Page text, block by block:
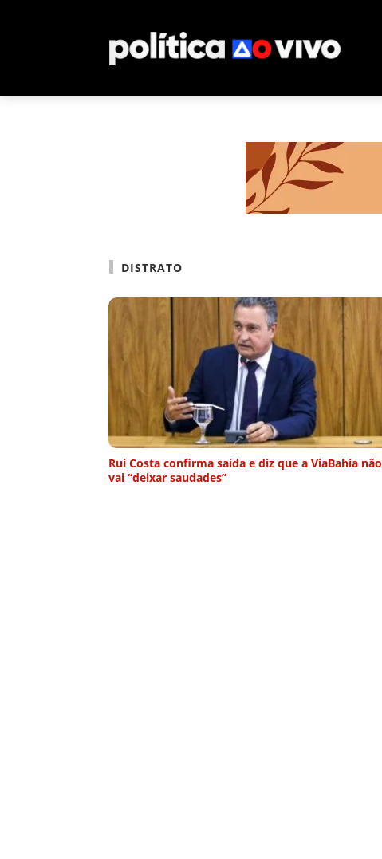
DISTRATO
Rui Costa confirma saída e diz que a ViaBahia não
vai “deixar saudades”